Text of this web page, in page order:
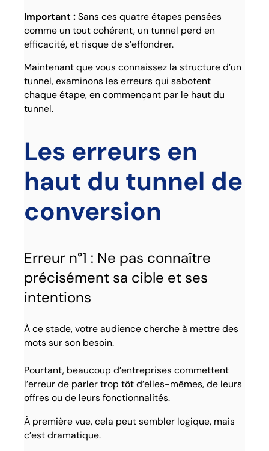
Important :Sans ces quatre étapes pensées
comme un tout cohérent, un tunnel perd en
efficacité, et risque de s’effondrer.
Maintenant que vous connaissez la structure d’un
tunnel, examinons les erreurs qui sabotent
chaque étape, en commençant par le haut du
tunnel.
Les erreurs en
haut du tunnel de
conversion
Erreur n°1 : Ne pas connaître
précisément sa cible et ses
intentions
À ce stade, votre audience cherche à mettre des
mots sur son besoin.
Pourtant, beaucoup d’entreprises commettent
l’erreur de parler trop tôt d’elles-mêmes, de leurs
offres ou de leurs fonctionnalités.
À première vue, cela peut sembler logique, mais
c’est dramatique.